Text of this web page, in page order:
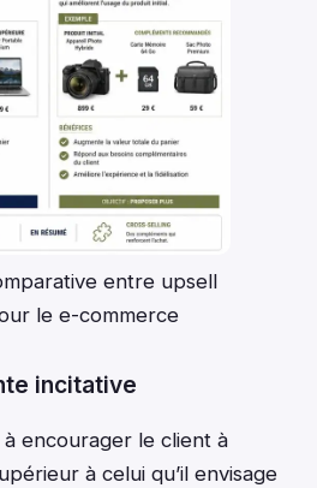
entre upsell
le e-commerce
incitative
à encourager le client à
à celui qu’il envisage